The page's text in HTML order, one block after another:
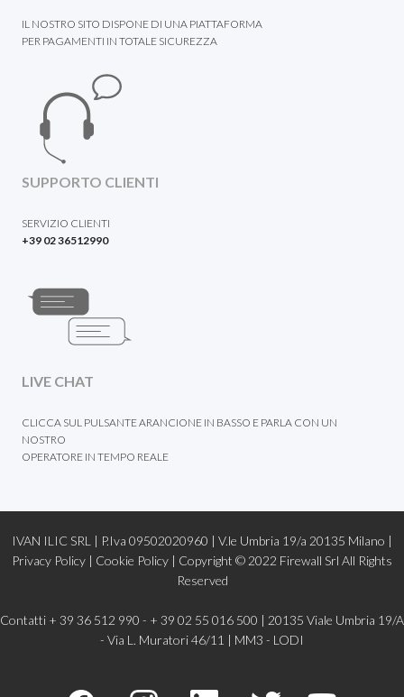
IL NOSTRO SITO DISPONE DI UNA PIATTAFORMA
PER PAGAMENTI IN TOTALE SICUREZZA
SUPPORTO CLIENTI
SERVIZIO CLIENTI
+39 02 36512990
LIVE CHAT
CLICCA SUL PULSANTE ARANCIONE IN BASSO E PARLA CON UN
NOSTRO
OPERATORE IN TEMPO REALE
IVAN ILIC SRL | P.Iva 09502020960 | V.le Umbria 19/a 20135 Milano |
Privacy Policy | Cookie Policy | Copyright © 2022 Firewall Srl All Rights
Reserved
Contatti + 39 36 512 990 - + 39 02 55 016 500 | 20135 Viale Umbria 19/A
- Via L. Muratori 46/11 | MM3 - LODI